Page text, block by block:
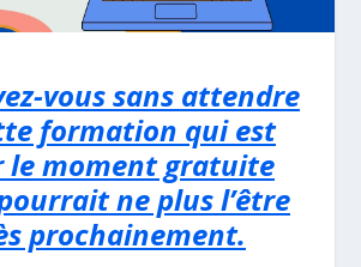
vous sans attendre
formation qui est
le moment gratuite
ne plus l’être
prochainement.